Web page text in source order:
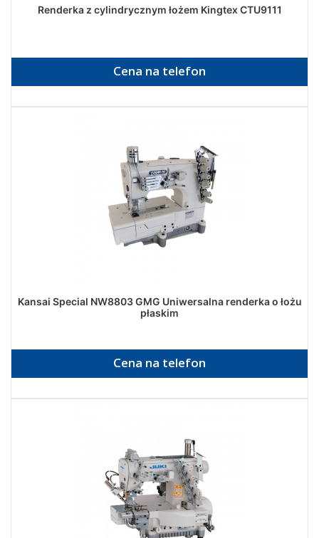
Renderka z cylindrycznym łożem Kingtex CTU9111
Cena na telefon
Kansai Special NW8803 GMG Uniwersalna renderka o łożu
płaskim
Cena na telefon